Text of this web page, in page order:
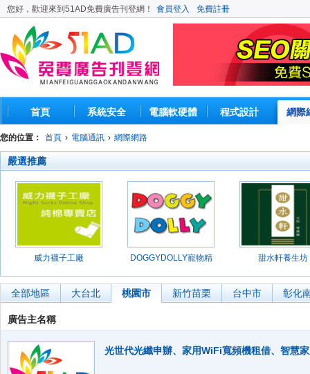
您好，歡迎來到51AD免費廣告刊登網！ 會員登入 免費註冊
首頁 系統安全 電腦軟硬體 程式設計 網際
您的位置： 首頁 › 電腦通訊 › 網際網路
嚴選推薦
威力襪子工廠
DOGGYDOLLY寵物精
甜水軒養生坊
全部地區 大台北 桃園市 新竹苗栗 台中市 彰化
廣告主名稱
光世代光纖申辦、家用WiFi寬頻機租借、智慧